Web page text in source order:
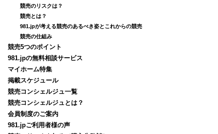
競売のリスクは？
競売とは？
981.jpが考える競売のあるべき姿とこれからの競売
競売の仕組み
競売5つのポイント
981.jpの無料相談サービス
マイホーム特集
掲載スケジュール
競売コンシェルジュ一覧
競売コンシェルジュとは？
会員制度のご案内
981.jpご利用者様の声